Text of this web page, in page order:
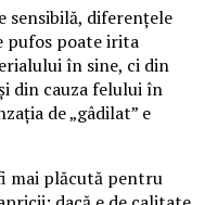
sensibilă, diferențele
pufos poate irita
în sine, ci din
din cauza felului în
de „gâdilat” e
mai plăcută pentru